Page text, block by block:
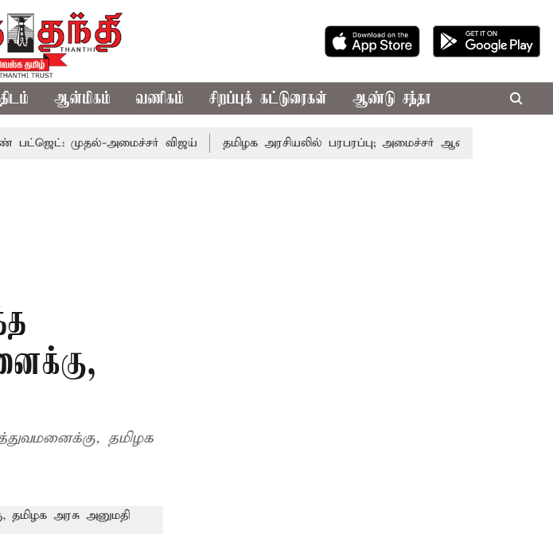
ஆன்மிகம் வணிகம் சிறப்புக் கட்டுரைகள் ஆண்டு சந்தா
முதல்-அமைச்சர் விஜய் தமிழக அரசியலில் பரபரப்பு; அமைச்சர் ஆனந்த் உடன் சி.வி.
தமிழக